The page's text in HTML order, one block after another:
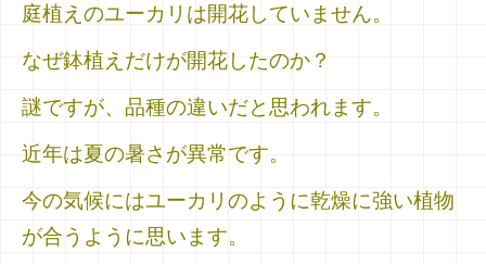
庭植えのユーカリは開花していません。
なぜ鉢植えだけが開花したのか？
謎ですが、品種の違いだと思われます。
近年は夏の暑さが異常です。
今の気候にはユーカリのように乾燥に強い植物
が合うように思います。